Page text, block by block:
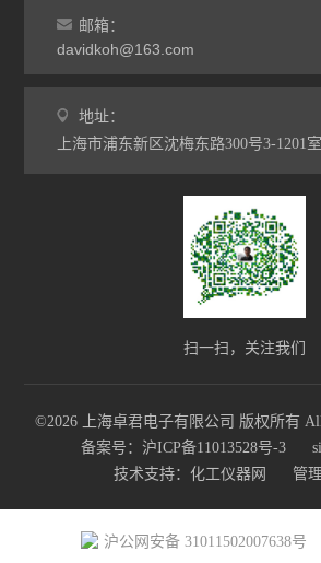
邮箱：
davidkoh@163.com
地址：
上海市浦东新区沈梅东路300号3-1201室
扫一扫，关注我们
©2026 上海卓君电子有限公司 版权所有 All
备案号：沪ICP备11013528号-3
技术支持： 化工仪器网 管
沪公网安备 31011502007638号